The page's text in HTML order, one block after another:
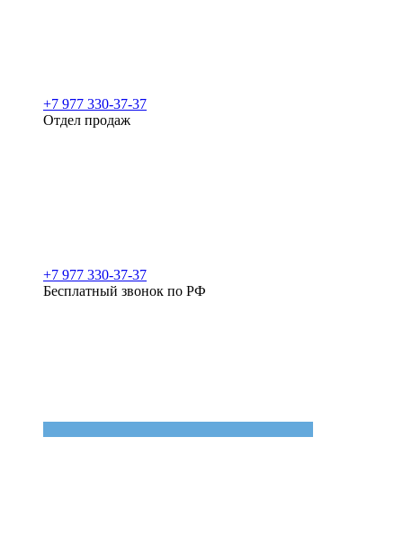
+7 977 330-37-37
Отдел продаж
+7 977 330-37-37
Бесплатный звонок по РФ